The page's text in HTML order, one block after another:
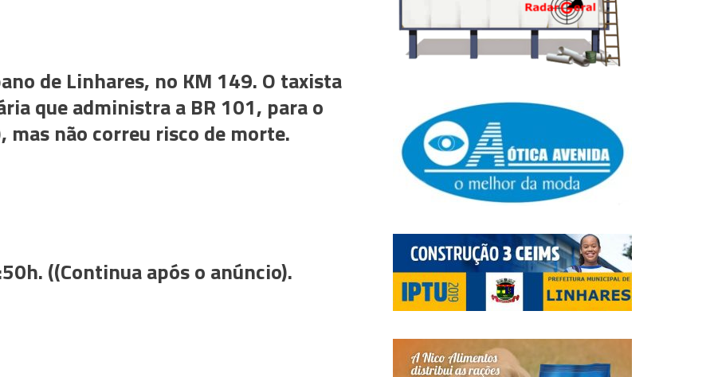
de Linhares, no KM 149. O taxista
que administra a BR 101, para o
mas não correu risco de morte.
((Continua após o anúncio).